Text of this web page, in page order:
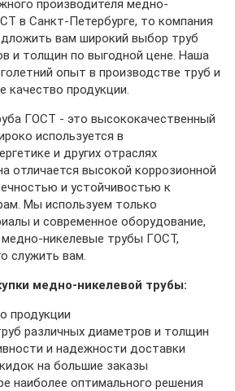
производителя медно-
в Санкт-Петербурге, то компания
вам широкий выбор труб
и толщин по выгодной цене. Наша
опыт в производстве труб и
качество продукции.
ГОСТ - это высококачественный
используется в
и других отраслях
отличается высокой коррозионной
и устойчивостью к
Мы используем только
и современное оборудование,
никелевые трубы ГОСТ,
служить вам.
медно-никелевой трубы:
продукции
различных диаметров и толщин
и надежности доставки
на большие заказы
наиболее оптимального решения